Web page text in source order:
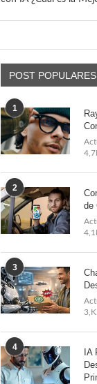
POST POPULARES
1
2
de
3
4
IA